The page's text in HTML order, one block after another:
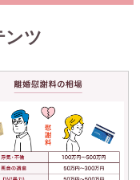
ンツ